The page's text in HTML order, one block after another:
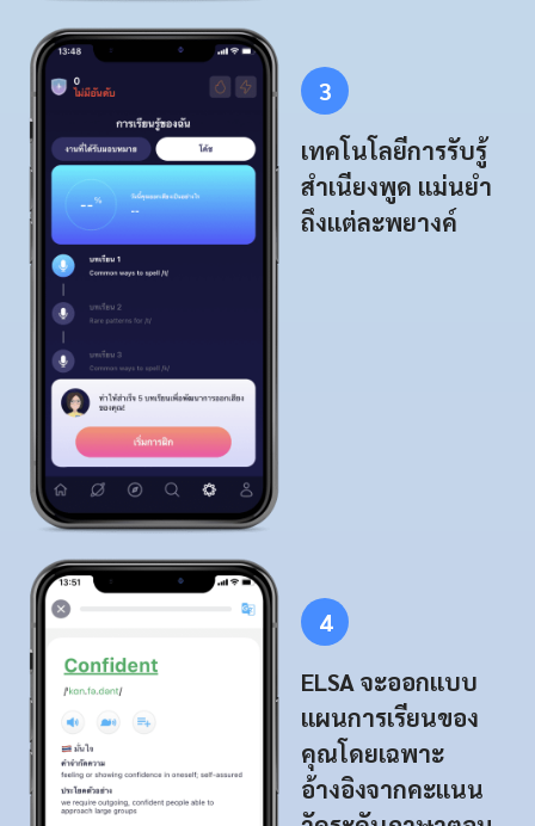
3
เทคโนโลยีการรับรู้
สำเนียงพูด แม่นยำ
ถึงแต่ละพยางค์
4
ELSA จะออกแบบ
แผนการเรียนของ
คุณโดยเฉพาะ
อ้างอิงจากคะแนน